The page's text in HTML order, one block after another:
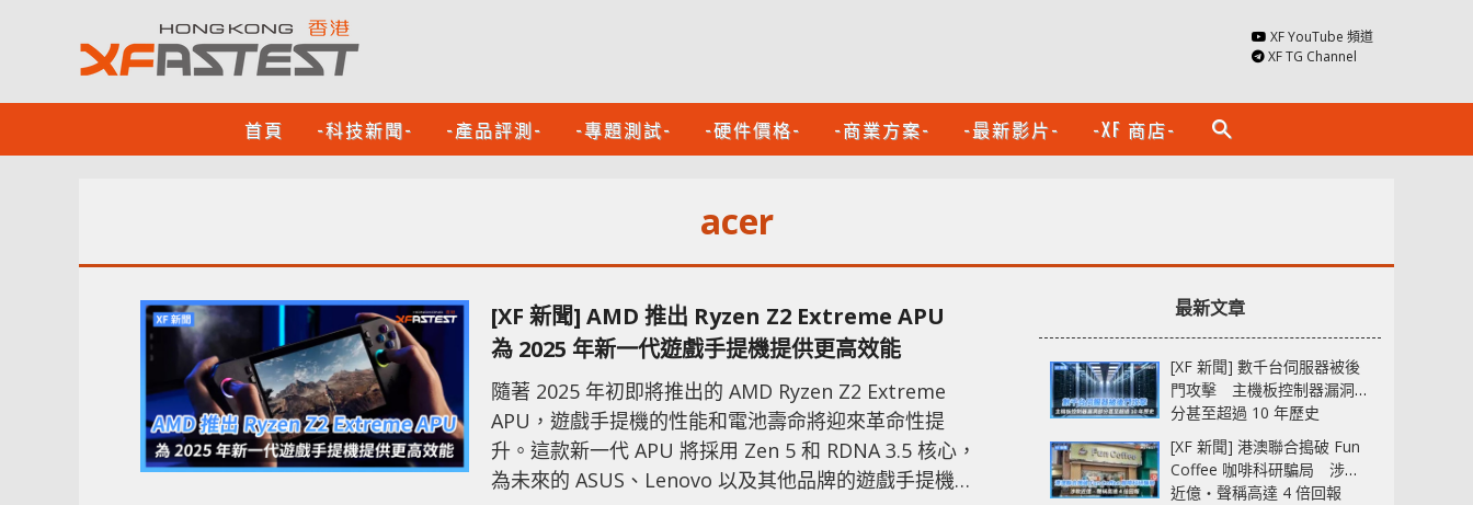
XF YouTube 頻道
XF TG Channel
首頁 -科技新聞- -產品評測- -專題測試- -硬件價格- -商業方案- -最新影片- -XF 商店- search
acer
[XF 新聞] AMD 推出 Ryzen Z2 Extreme APU
為 2025 年新一代遊戲手提機提供更高效能
隨著 2025 年初即將推出的 AMD Ryzen Z2 Extreme
APU，遊戲手提機的性能和電池壽命將迎來革命性提
升。這款新一代 APU 將採用 Zen 5 和 RDNA 3.5 核心，
為未來的 ASUS、Lenovo 以及其他品牌的遊戲手提機提
最新文章
[XF 新聞] 數千台伺服器被後
門攻擊 主機板控制器漏洞部
分甚至超過 10 年歷史
[XF 新聞] 港澳聯合搗破 Fun
Coffee 咖啡科研騙局 涉款
近億‧聲稱高達 4 倍回報